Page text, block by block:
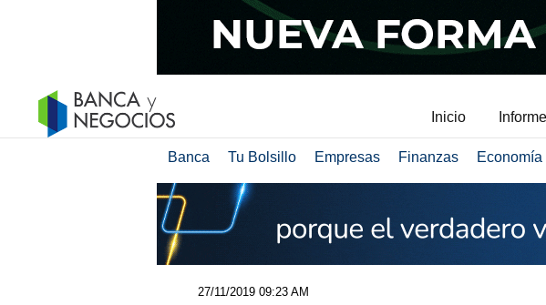
Inicio
Banca Tu Bolsillo Empresas Finanzas Economía
27/11/2019 09:23 AM